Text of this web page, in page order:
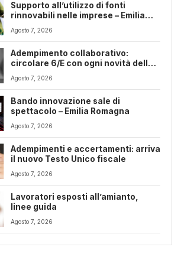
Supporto all’utilizzo di fonti
rinnovabili nelle imprese – Emilia
Romagna
Agosto 7, 2026
Adempimento collaborativo:
circolare 6/E con ogni novità della
riforma fiscale
Agosto 7, 2026
Bando innovazione sale di
spettacolo – Emilia Romagna
Agosto 7, 2026
Adempimenti e accertamenti: arriva
il nuovo Testo Unico fiscale
Agosto 7, 2026
Lavoratori esposti all’amianto,
linee guida
Agosto 7, 2026